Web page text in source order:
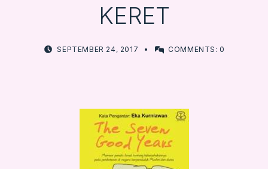
KERET
POSTED ON:
SEPTEMBER 24, 2017 WRITTEN BY:
FARBOOKSVENTURE
COMMENTS: 0